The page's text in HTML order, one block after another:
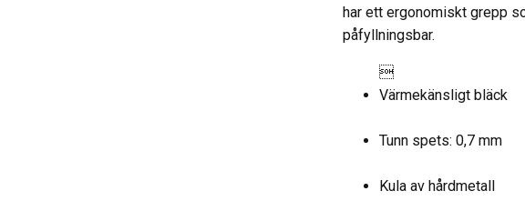
har ett ergonomiskt grepp
påfyllningsbar.

Värmekänsligt bläck
Tunn spets: 0,7 mm
Kula av hårdmetall